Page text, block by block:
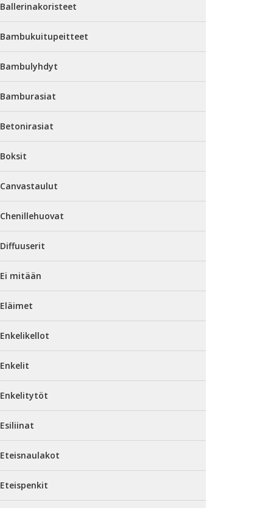
Ballerinakoristeet
Bambukuitupeitteet
Bambulyhdyt
Bamburasiat
Betonirasiat
Boksit
Canvastaulut
Chenillehuovat
Diffuuserit
Ei mitään
Eläimet
Enkelikellot
Enkelit
Enkelitytöt
Esiliinat
Eteisnaulakot
Eteispenkit